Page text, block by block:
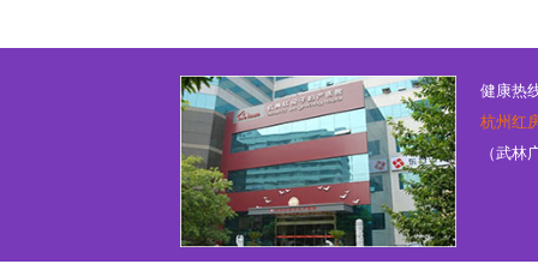
健康热
杭州红
（武